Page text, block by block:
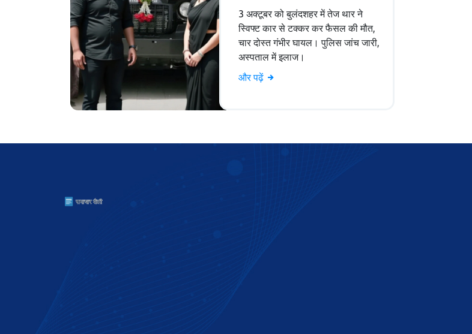
लाश घर पहुँची
3 अक्टूबर को बुलंदशहर में तेज थार ने
स्विफ्ट कार से टक्कर कर फैसल की मौत,
चार दोस्त गंभीर घायल। पुलिस जांच जारी,
अस्पताल में इलाज।
और पढ़ें